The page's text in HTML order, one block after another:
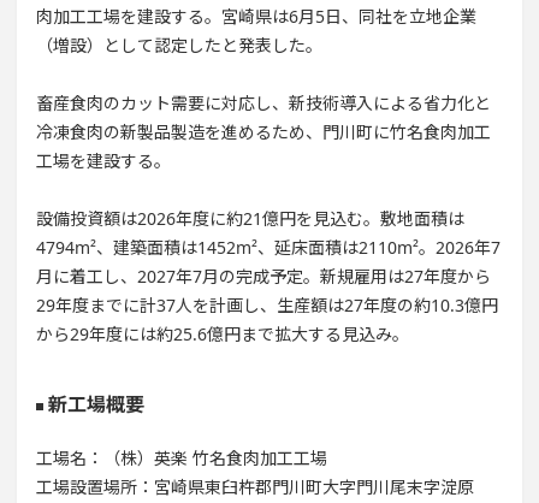
肉加工工場を建設する。宮崎県は6月5日、同社を立地企業
（増設）として認定したと発表した。
畜産食肉のカット需要に対応し、新技術導入による省力化と
冷凍食肉の新製品製造を進めるため、門川町に竹名食肉加工
工場を建設する。
設備投資額は2026年度に約21億円を見込む。敷地面積は
4794m²、建築面積は1452m²、延床面積は2110m²。2026年7
月に着工し、2027年7月の完成予定。新規雇用は27年度から
29年度までに計37人を計画し、生産額は27年度の約10.3億円
から29年度には約25.6億円まで拡大する見込み。
新工場概要
工場名：（株）英楽 竹名食肉加工工場
工場設置場所：宮崎県東臼杵郡門川町大字門川尾末字淀原